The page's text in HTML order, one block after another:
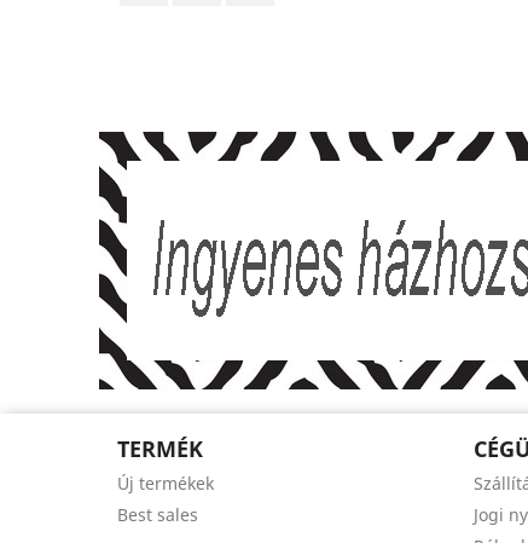
TERMÉK
Új termékek
Best sales
Jogi